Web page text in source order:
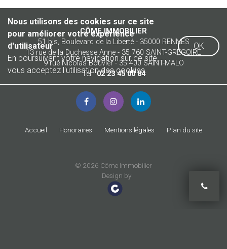
Nous utilisons des cookies sur ce site
pour améliorer votre expérience
d'utilisateur
En poursuivant votre navigation sur ce site,
vous acceptez l'utilisation des cookies.
OK
CÔME IMMOBILIER
51 bis, Boulevard de la Liberté - 35000 RENNES
13 rue de la Duchesse Anne - 35 760 SAINT-GRÉGOIRE
9 rue Nicolas Bouvier - 35 400 SAINT-MALO
Tél :02 23 45 00 84
Accueil Honoraires Mentions légales Plan du site
© 2026 Côme Immobilier
Design by